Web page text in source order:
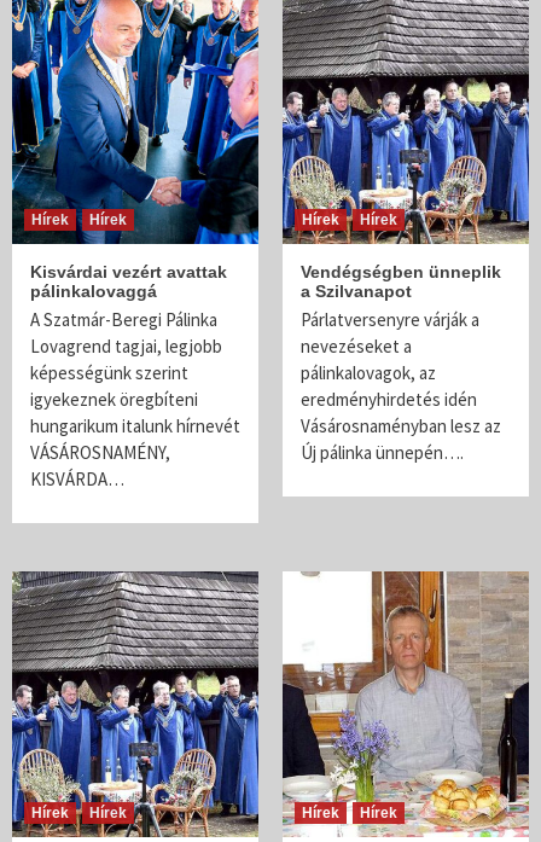
Hírek Hírek
Kisvárdai vezért avattak
pálinkalovaggá
A Szatmár-Beregi Pálinka
Lovagrend tagjai, legjobb
képességünk szerint
igyekeznek öregbíteni
hungarikum italunk hírnevét
VÁSÁROSNAMÉNY,
KISVÁRDA…
Hírek Hírek
Vendégségben ünneplik
a Szilvanapot
Párlatversenyre várják a
nevezéseket a
pálinkalovagok, az
eredményhirdetés idén
Vásárosnaményban lesz az
Új pálinka ünnepén….
Hírek Hírek Hírek Hírek